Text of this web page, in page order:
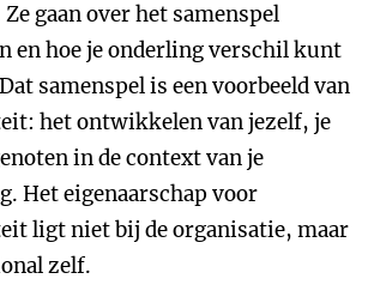
gaan over het samenspel
en hoe je onderling verschil kunt
samenspel is een voorbeeld van
het ontwikkelen van jezelf, je
in de context van je
Het eigenaarschap voor
ligt niet bij de organisatie, maar
zelf.